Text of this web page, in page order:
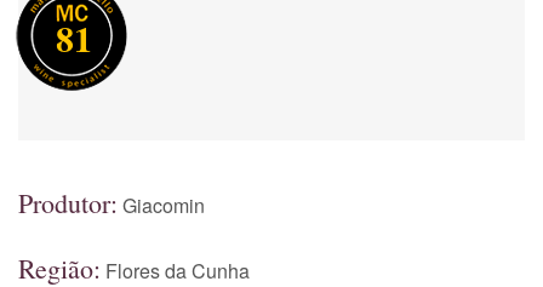
81
Produtor: Giacomin
Região: Flores da Cunha